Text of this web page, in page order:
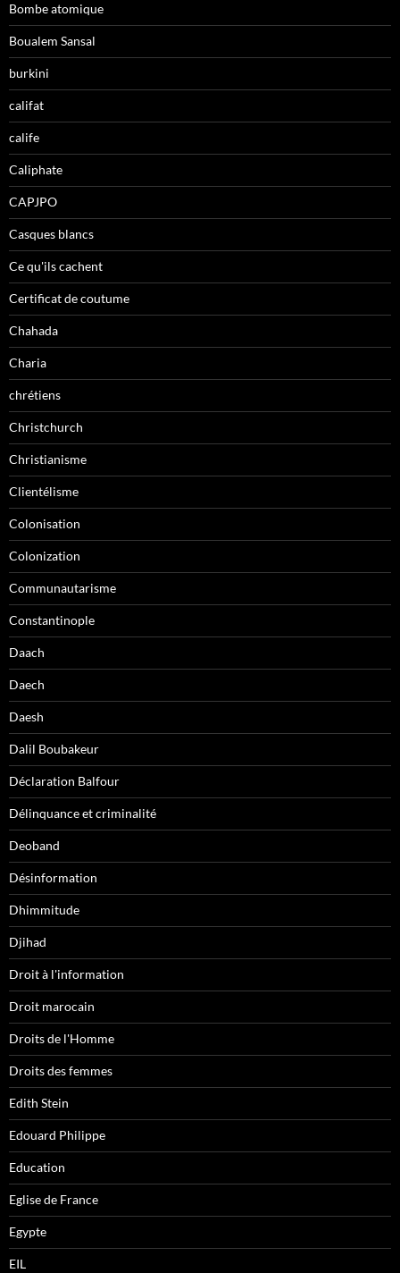
Bombe atomique
Boualem Sansal
burkini
califat
calife
Caliphate
CAPJPO
Casques blancs
Ce qu'ils cachent
Certificat de coutume
Chahada
Charia
chrétiens
Christchurch
Christianisme
Clientélisme
Colonisation
Colonization
Communautarisme
Constantinople
Daach
Daech
Daesh
Dalil Boubakeur
Déclaration Balfour
Délinquance et criminalité
Deoband
Désinformation
Dhimmitude
Djihad
Droit à l'information
Droit marocain
Droits de l'Homme
Droits des femmes
Edith Stein
Edouard Philippe
Education
Eglise de France
Egypte
EIL